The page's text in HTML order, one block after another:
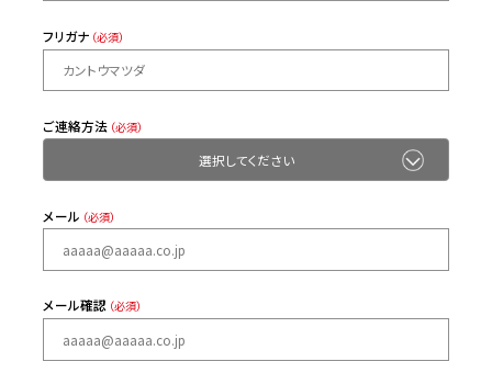
フリガナ （必須）
ご連絡方法 （必須）
メール （必須）
メール確認 （必須）